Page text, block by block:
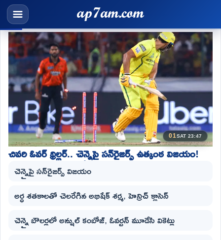
01SAT 23:47
చివరి ఓవర్ థ్రిల్లర్.. చెన్నైపై సన్‌రైజర్స్ ఉత్కంఠ విజయం!
చెన్నైపై సన్‌రైజర్స్ విజయం
అర్ధ శతకాలతో చెలరేగిన అభిషేక్ శర్మ, హెన్రిచ్ క్లాసెన్
చెన్నై బౌలర్లలో అన్షుల్ కంబోజ్, ఓవర్టన్ మూడేసి వికెట్లు